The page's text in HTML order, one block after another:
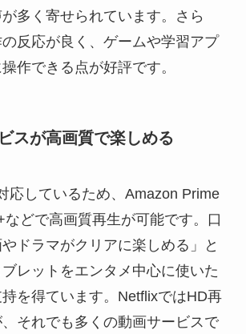
多く寄せられています。さら
反応が良く、ゲームや学習アプ
作できる点が好評です。
スが高画質で楽しめる
応しているため、Amazon Prime
どで高画質再生が可能です。口
ドラマがクリアに楽しめる」と
レットをエンタメ中心に使いた
を得ています。NetflixではHD再
それでも多くの動画サービスで